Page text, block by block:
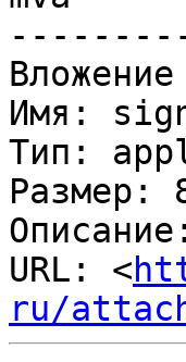
Имя:
Тип:
Размер:
URL: <
ru/